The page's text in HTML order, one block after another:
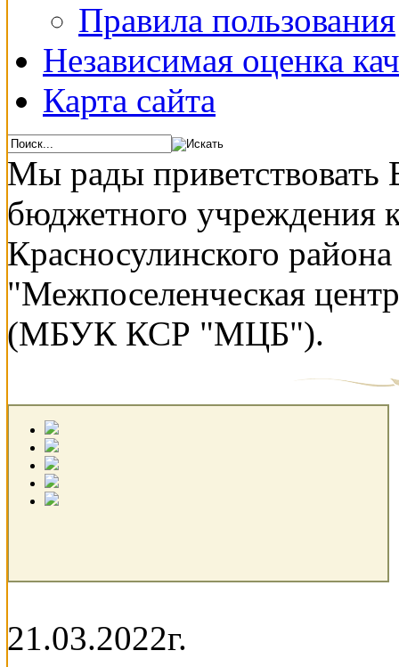
Правила пользования
Независимая оценка
Карта сайта
Мы рады приветствовать
бюджетного учреждения
Красносулинского района
"Межпоселенческая
(МБУК КСР "МЦБ").
21.03.2022г.